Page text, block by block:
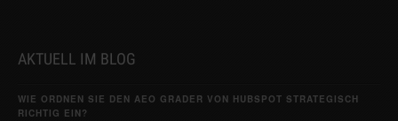
AKTUELL IM BLOG
WIE ORDNEN SIE DEN AEO GRADER VON HUBSPOT STRATEGISCH
RICHTIG EIN?